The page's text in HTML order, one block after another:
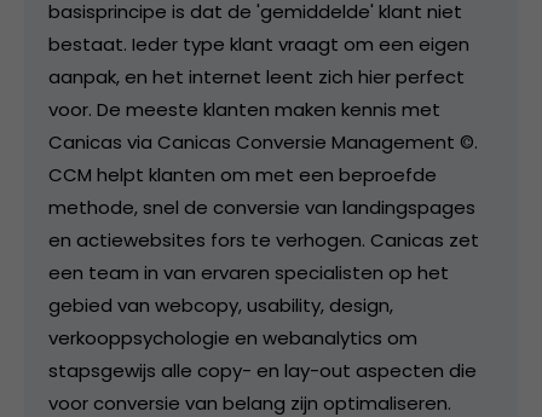
basisprincipe is dat de 'gemiddelde' klant niet
bestaat. Ieder type klant vraagt om een eigen
aanpak, en het internet leent zich hier perfect
voor. De meeste klanten maken kennis met
Canicas via Canicas Conversie Management ©.
CCM helpt klanten om met een beproefde
methode, snel de conversie van landingspages
en actiewebsites fors te verhogen. Canicas zet
een team in van ervaren specialisten op het
gebied van webcopy, usability, design,
verkooppsychologie en webanalytics om
stapsgewijs alle copy- en lay-out aspecten die
voor conversie van belang zijn optimaliseren.